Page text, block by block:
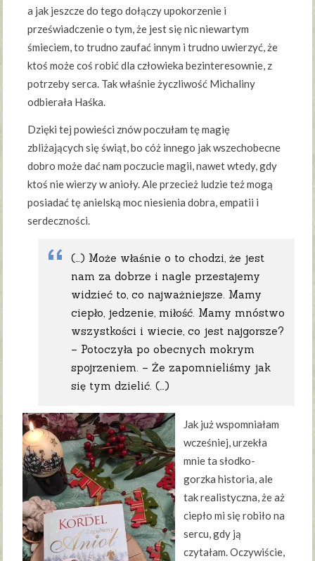
a jak jeszcze do tego dołączy upokorzenie i
przeświadczenie o tym, że jest się nic niewartym
śmieciem, to trudno zaufać innym i trudno uwierzyć, że
ktoś może coś robić dla człowieka bezinteresownie, z
potrzeby serca. Tak właśnie życzliwość Michaliny
odbierała Haśka.
Dzięki tej powieści znów poczułam tę magię
zbliżających się świąt, bo cóż innego jak wszechobecne
dobro może dać nam poczucie magii, nawet wtedy, gdy
ktoś nie wierzy w anioły. Ale przecież ludzie też mogą
posiadać tę anielską moc niesienia dobra, empatii i
serdeczności.
(…) Może właśnie o to chodzi, że jest
nam za dobrze i nagle przestajemy
widzieć to, co najważniejsze. Mamy
ciepło, jedzenie, miłość. Mamy mnóstwo
wszystkości i wiecie, co jest najgorsze?
– Potoczyła po obecnych mokrym
spojrzeniem. – Że zapomnieliśmy jak
się tym dzielić. (…)
Jak już wspomniałam
wcześniej, urzekła
mnie ta słodko-
gorzka historia, ale
tak realistyczna, że aż
ciepło mi się robiło na
sercu, gdy ją
czytałam. Oczywiście,